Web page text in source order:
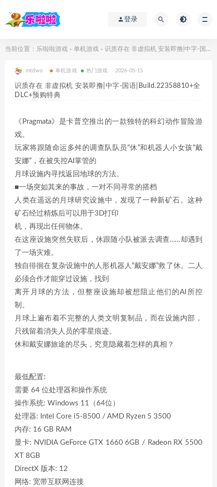
登录
当前位置： 乐啦啦游戏 > 单机游戏 > 识质存在 非虚拟机 安装即撸|中字-国语|Build.22358810+全DLC+预购特典
mtdwo 单机游戏 热门游戏 2026-05-15
识质存在 非虚拟机 安装即撸|中字-国语|Build.22358810+全
DLC+预购特典
《Pragmata》是卡普空推出的一款独特的科幻动作冒险游
戏。
玩家将跟随命运多舛的调查队队员“休”和机器人小女孩“戴
安娜”，在被失控AI掌管的
月球设施内寻找返回地球的方法。
■一场突如其来的事故，一对不同寻常的搭档
人类在遥远的月球研究设施中，发现了一种新矿石。这种
矿石经过精炼后可以用于3D打印
机，再现出任何物体。
在这座设施突然失联后，休跟随小队被派去调查……却遇到
了一场灾难。
独自徘徊在复杂设施中的人形机器人“戴安娜”救了休。二人
必须合作才能穿过设施，找到
离开月球的方法，但整座设施却被想阻止他们的AI所控
制。
月球上遍布着不完整的人类文明复制品，而在设施内部，
只残留着消失人员的零星痕迹。
休和戴安娜旅途的尽头，究竟隐藏着怎样的真相？
最低配置:
需要 64 位处理器和操作系统
操作系统: Windows 11（64位）
处理器: Intel Core i5-8500 / AMD Ryzen 5 3500
内存: 16 GB RAM
显卡: NVIDIA GeForce GTX 1660 6GB / Radeon RX 5500
XT 8GB
DirectX 版本: 12
网络: 宽带互联网连接